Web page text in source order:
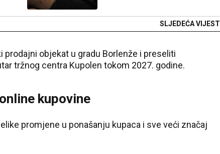
SLJEDEĆA VIJEST
objekat u gradu Borlenže i preseliti
tržnog centra Kupolen tokom 2027. godine.
kupovine
promjene u ponašanju kupaca i sve veći značaj